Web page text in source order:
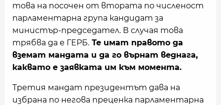
това на посочен от втората по численост
парламентарна група кандидат за
министър-председател. В случая това
трябва да е ГЕРБ. Те имат правото да
вземат мандата и да го върнат веднага,
каквато е заявката им към момента.
Третия мандат президентът дава на
избрана по негова преценка парламентарна